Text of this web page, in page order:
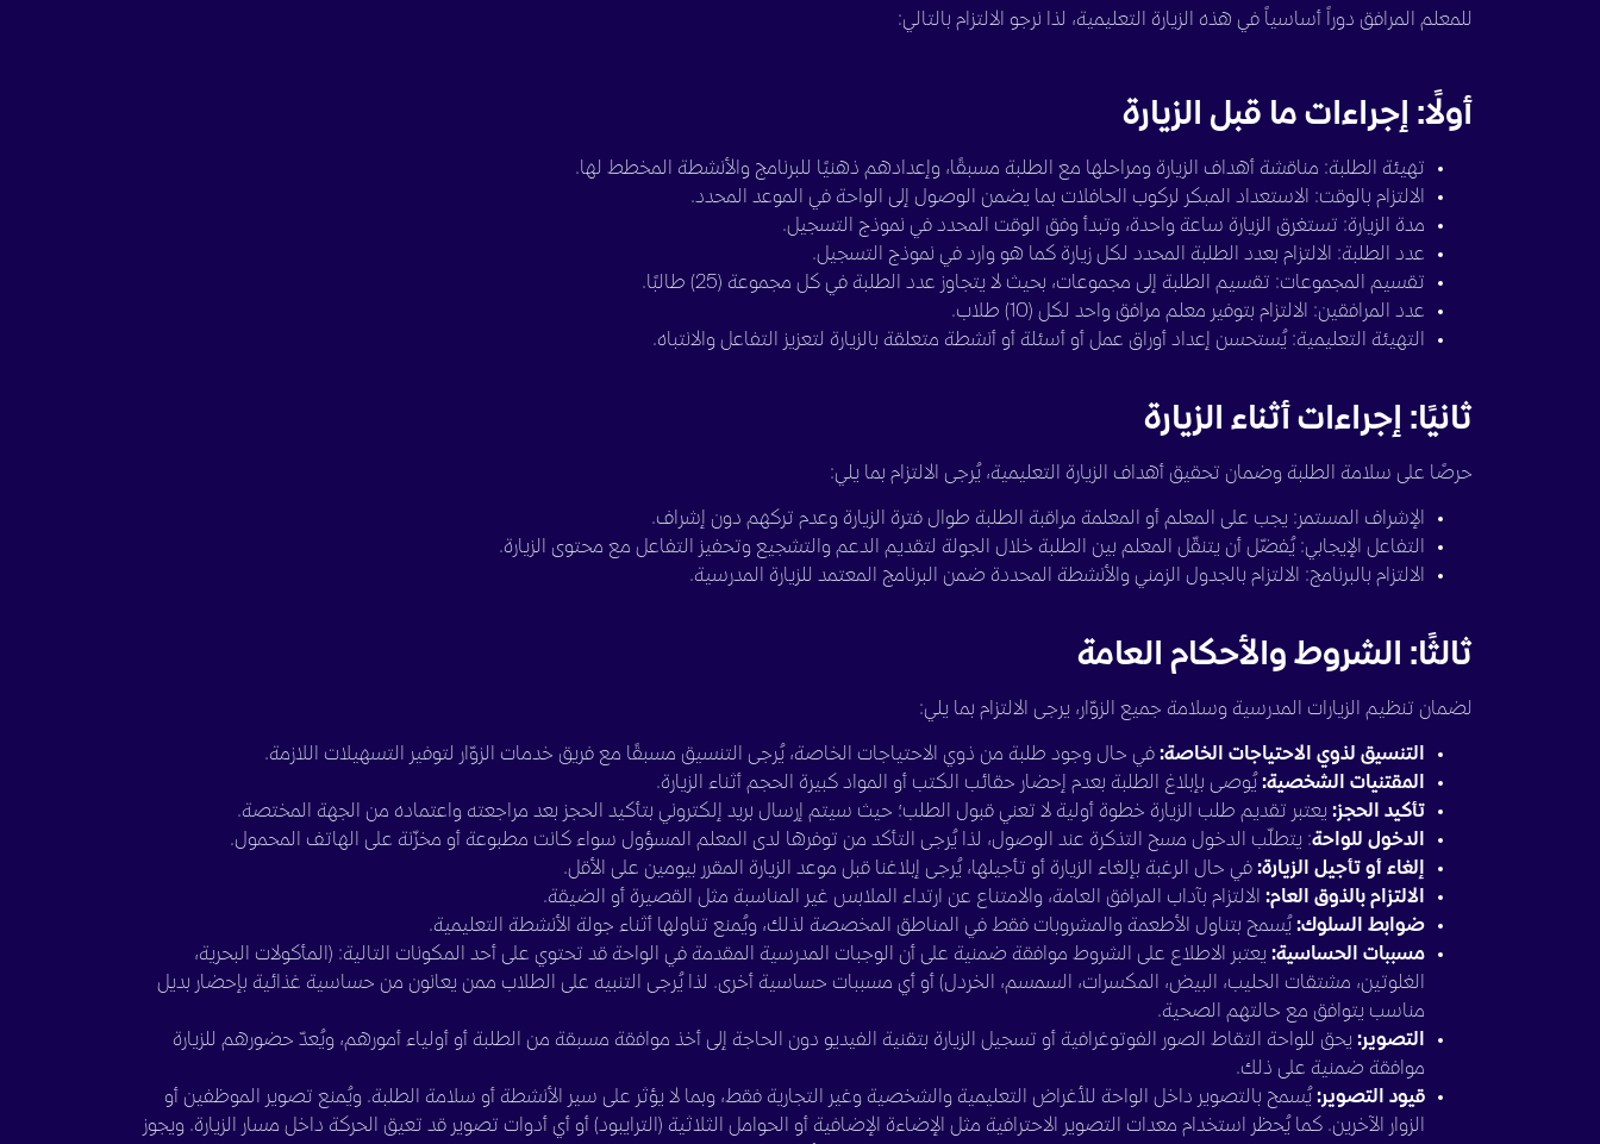
للمعلم المرافق دوراً أساسياً في هذه الزيارة التعليمية، لذا نرجو الالتزام بالتالي:
أولًا: إجراءات ما قبل الزيارة
تهيئة الطلبة: مناقشة أهداف الزيارة ومراحلها مع الطلبة مسبقًا، وإعدادهم ذهنيًا للبرنامج والأنشطة المخطط لها.
الالتزام بالوقت: الاستعداد المبكر لركوب الحافلات بما يضمن الوصول إلى الواحة في الموعد المحدد.
مدة الزيارة: تستغرق الزيارة ساعة واحدة، وتبدأ وفق الوقت المحدد في نموذج التسجيل.
عدد الطلبة: الالتزام بعدد الطلبة المحدد لكل زيارة كما هو وارد في نموذج التسجيل.
تقسيم المجموعات: تقسيم الطلبة إلى مجموعات، بحيث لا يتجاوز عدد الطلبة في كل مجموعة (25) طالبًا.
عدد المرافقين: الالتزام بتوفير معلم مرافق واحد لكل (10) طلاب.
التهيئة التعليمية: يُستحسن إعداد أوراق عمل أو أسئلة أو أنشطة متعلقة بالزيارة لتعزيز التفاعل والانتباه.
ثانيًا: إجراءات أثناء الزيارة
حرصًا على سلامة الطلبة وضمان تحقيق أهداف الزيارة التعليمية، يُرجى الالتزام بما يلي:
الإشراف المستمر: يجب على المعلم أو المعلمة مراقبة الطلبة طوال فترة الزيارة وعدم تركهم دون إشراف.
التفاعل الإيجابي: يُفضّل أن يتنقّل المعلم بين الطلبة خلال الجولة لتقديم الدعم والتشجيع وتحفيز التفاعل مع محتوى الزيارة.
الالتزام بالبرنامج: الالتزام بالجدول الزمني والأنشطة المحددة ضمن البرنامج المعتمد للزيارة المدرسية.
ثالثًا: الشروط والأحكام العامة
لضمان تنظيم الزيارات المدرسية وسلامة جميع الزوّار، يرجى الالتزام بما يلي:
التنسيق لذوي الاحتياجات الخاصة: في حال وجود طلبة من ذوي الاحتياجات الخاصة، يُرجى التنسيق مسبقًا مع فريق خدمات الزوّار لتوفير التسهيلات اللازمة.
المقتنيات الشخصية: يُوصى بإبلاغ الطلبة بعدم إحضار حقائب الكتب أو المواد كبيرة الحجم أثناء الزيارة.
تأكيد الحجز: يعتبر تقديم طلب الزيارة خطوة أولية لا تعني قبول الطلب؛ حيث سيتم إرسال بريد إلكتروني بتأكيد الحجز بعد مراجعته واعتماده من الجهة المختصة.
الدخول للواحة: يتطلّب الدخول مسح التذكرة عند الوصول، لذا يُرجى التأكد من توفرها لدى المعلم المسؤول سواء كانت مطبوعة أو مخزّنة على الهاتف المحمول.
إلغاء أو تأجيل الزيارة: في حال الرغبة بإلغاء الزيارة أو تأجيلها، يُرجى إبلاغنا قبل موعد الزيارة المقرر بيومين على الأقل.
الالتزام بالذوق العام: الالتزام بآداب المرافق العامة، والامتناع عن ارتداء الملابس غير المناسبة مثل القصيرة أو الضيقة.
ضوابط السلوك: يُسمح بتناول الأطعمة والمشروبات فقط في المناطق المخصصة لذلك، ويُمنع تناولها أثناء جولة الأنشطة التعليمية.
مسببات الحساسية: يعتبر الاطلاع على الشروط موافقة ضمنية على أن الوجبات المدرسية المقدمة في الواحة قد تحتوي على أحد المكونات التالية: (المأكولات البحرية،
الغلوتين، مشتقات الحليب، البيض، المكسرات، السمسم، الخردل) أو أي مسببات حساسية أخرى. لذا يُرجى التنبيه على الطلاب ممن يعانون من حساسية غذائية بإحضار بديل
مناسب يتوافق مع حالتهم الصحية.
التصوير: يحق للواحة التقاط الصور الفوتوغرافية أو تسجيل الزيارة بتقنية الفيديو دون الحاجة إلى أخذ موافقة مسبقة من الطلبة أو أولياء أمورهم، ويُعدّ حضورهم للزيارة
موافقة ضمنية على ذلك.
قيود التصوير: يُسمح بالتصوير داخل الواحة للأغراض التعليمية والشخصية وغير التجارية فقط، وبما لا يؤثر على سير الأنشطة أو سلامة الطلبة. ويُمنع تصوير الموظفين أو
الزوار الآخرين. كما يُحظر استخدام معدات التصوير الاحترافية مثل الإضاءة الإضافية أو الحوامل الثلاثية (الترايبود) أو أي أدوات تصوير قد تعيق الحركة داخل مسار الزيارة. ويجوز